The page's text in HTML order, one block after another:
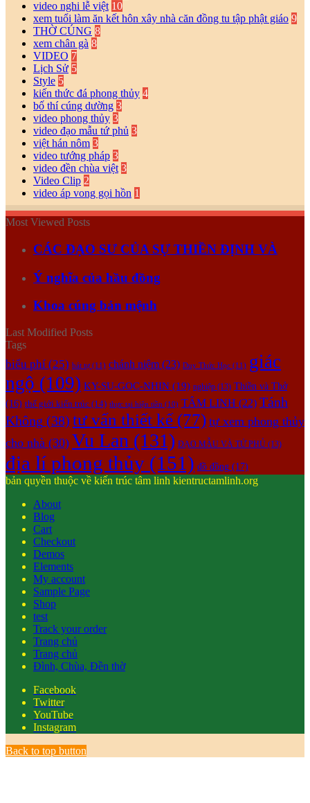
video nghi lễ việt 10
xem tuổi làm ăn kết hôn xây nhà căn đồng tu tập phật giáo 9
THỜ CÚNG 8
xem chân gà 8
VIDEO 7
Lịch Sử 5
Style 5
kiến thức đá phong thủy 4
bố thí cúng dường 3
video phong thủy 3
video đạo mẫu tứ phủ 3
việt hán nôm 3
video tướng pháp 3
video đền chùa việt 3
Video Clip 2
video áp vong gọi hồn 1
Most Viewed Posts
CÁC ĐẠO SƯ CỦA SỰ THIỀN ĐỊNH VÀ
Ý nghĩa của hầu đồng
Khoa cúng bản mệnh
Last Modified Posts
Tags
biểu phí (25) bát tự(11) chánh niệm (23) Duy Thức Học (11) giác
ngộ (109) KY-SU-GOC-NHIN (19) nghiệp (13) Thiền và Thở
(16) thế giới kiến trúc (14) thực tại hiện tiền (10) TÂM LINH (22) Tánh
Không (38) tư vấn thiết kế(77) tự xem phong thủy
cho nhà (30) Vu Lan (131) ĐẠO MẪU VÀ TỨ PHỦ (13)
địa lí phong thủy (151) đồ đồng (17)
bản quyền thuộc về kiến trúc tâm linh kientructamlinh.org
About
Blog
Cart
Checkout
Demos
Elements
My account
Sample Page
Shop
test
Track your order
Trang chủ
Trang chủ
Đình, Chùa, Đền thờ
Facebook
Twitter
YouTube
Instagram
Back to top button